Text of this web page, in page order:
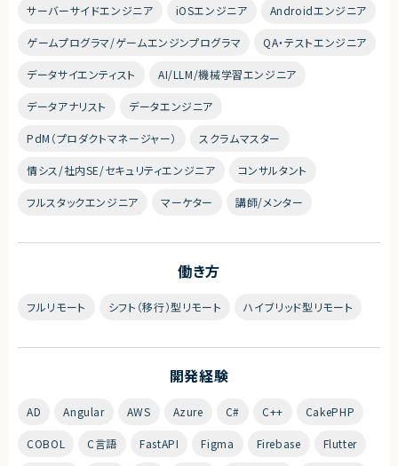
サーバーサイドエンジニア iOSエンジニア Androidエンジニア
ゲームプログラマ/ゲームエンジンプログラマ QA・テストエンジニア
データサイエンティスト AI/LLM/機械学習エンジニア
データアナリスト データエンジニア
PdM（プロダクトマネージャー） スクラムマスター
情シス/社内SE/セキュリティエンジニア コンサルタント
フルスタックエンジニア マーケター 講師/メンター
働き方
フルリモート シフト（移行）型リモート ハイブリッド型リモート
開発経験
AD Angular AWS Azure C# C++ CakePHP
COBOL C言語 FastAPI Figma Firebase Flutter